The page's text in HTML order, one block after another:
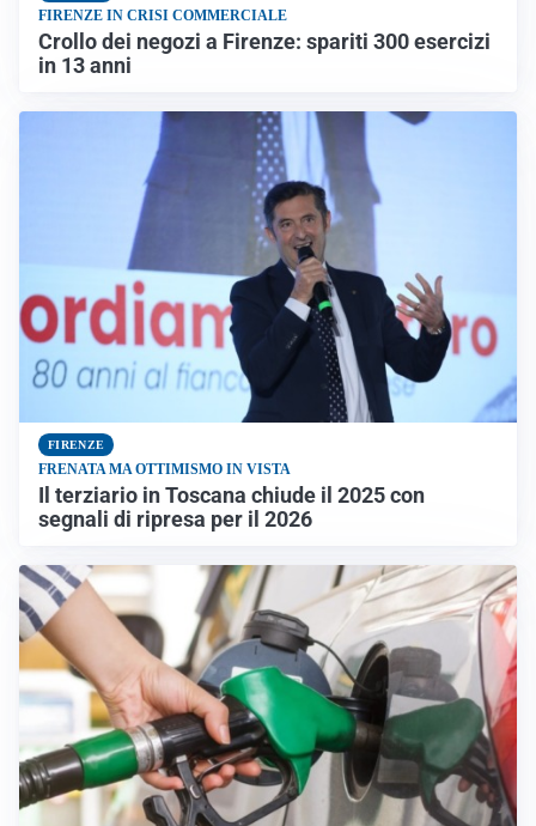
FIRENZE IN CRISI COMMERCIALE
Crollo dei negozi a Firenze: spariti 300 esercizi
in 13 anni
FIRENZE
FRENATA MA OTTIMISMO IN VISTA
Il terziario in Toscana chiude il 2025 con
segnali di ripresa per il 2026